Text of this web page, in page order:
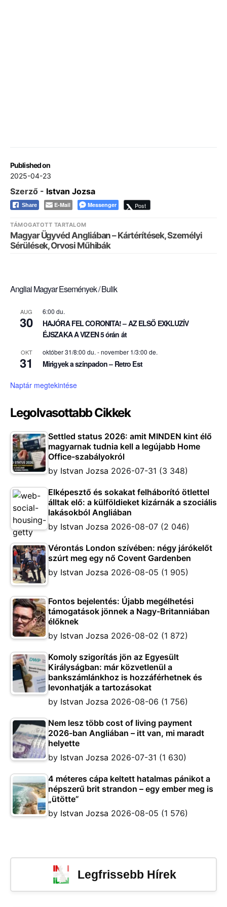
Published on
2025-04-23
Szerző - Istvan Jozsa
Share E-Mail Messenger Post
TÁMOGATOTT TARTALOM
Magyar Ügyvéd Angliában – Kártérítések, Személyi
Sérülések, Orvosi Műhibák
Angliai Magyar Események / Bulik
AUG
30
6:00 du.
HAJÓRA FEL CORONITA! – AZ ELSŐ EXKLUZÍV
ÉJSZAKA A VIZEN 5 órán át
OKT
31
október 31/8:00 du. -november 1/3:00 de.
Mirigyek a színpadon – Retro Est
Naptár megtekintése
Legolvasottabb Cikkek
Settled status 2026: amit MINDEN kint élő
magyarnak tudnia kell a legújabb Home
Office-szabályokról
by Istvan Jozsa 2026-07-31 (3 348)
Elképesztő és sokakat felháborító ötlettel
álltak elő: a külföldieket kizárnák a szociális
lakásokból Angliában
by Istvan Jozsa 2026-08-07 (2 046)
Vérontás London szívében: négy járókelőt
szúrt meg egy nő Covent Gardenben
by Istvan Jozsa 2026-08-05 (1 905)
Fontos bejelentés: Újabb megélhetési
támogatások jönnek a Nagy-Britanniában
élőknek
by Istvan Jozsa 2026-08-02 (1 872)
Komoly szigorítás jön az Egyesült
Királyságban: már közvetlenül a
bankszámlánkhoz is hozzáférhetnek és
levonhatják a tartozásokat
by Istvan Jozsa 2026-08-06 (1 756)
Nem lesz több cost of living payment
2026-ban Angliában – itt van, mi maradt
helyette
by Istvan Jozsa 2026-07-31 (1 630)
4 méteres cápa keltett hatalmas pánikot a
népszerű brit strandon – egy ember meg is
„ütötte”
by Istvan Jozsa 2026-08-05 (1 576)
Legfrissebb Hírek